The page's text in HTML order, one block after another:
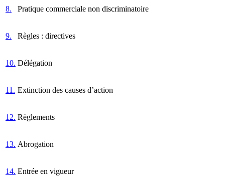
8. Pratique commerciale non discriminatoire
9. Règles : directives
10. Délégation
11. Extinction des causes d’action
12. Règlements
13. Abrogation
14. Entrée en vigueur